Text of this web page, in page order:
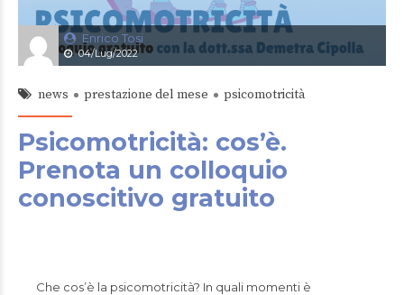
Enrico Tosi
04/Lug/2022
news prestazione del mese psicomotricità
Psicomotricità: cos’è.
Prenota un colloquio
conoscitivo gratuito
Che cos’è la psicomotricità? In quali momenti è